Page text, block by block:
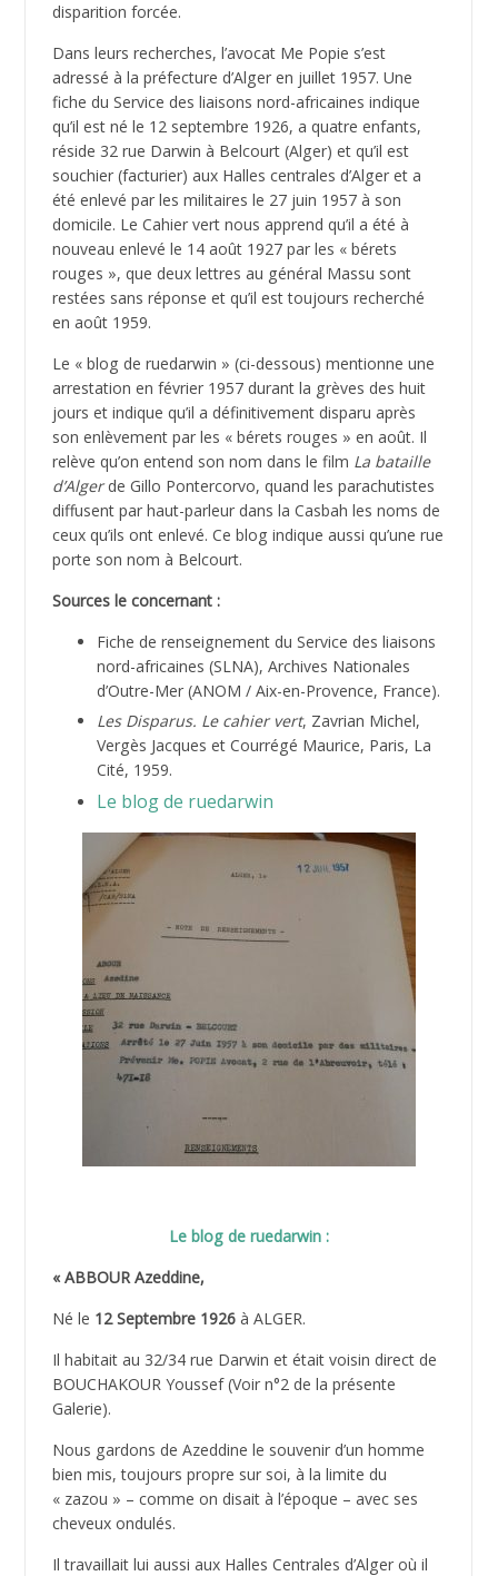
disparition forcée.
Dans leurs recherches, l’avocat Me Popie s’est
adressé à la préfecture d’Alger en juillet 1957. Une
fiche du Service des liaisons nord-africaines indique
qu’il est né le 12 septembre 1926, a quatre enfants,
réside 32 rue Darwin à Belcourt (Alger) et qu’il est
souchier (facturier) aux Halles centrales d’Alger et a
été enlevé par les militaires le 27 juin 1957 à son
domicile. Le Cahier vert nous apprend qu’il a été à
nouveau enlevé le 14 août 1927 par les « bérets
rouges », que deux lettres au général Massu sont
restées sans réponse et qu’il est toujours recherché
en août 1959.
Le « blog de ruedarwin » (ci-dessous) mentionne une
arrestation en février 1957 durant la grèves des huit
jours et indique qu’il a définitivement disparu après
son enlèvement par les « bérets rouges » en août. Il
relève qu’on entend son nom dans le film La bataille
d’Algerde Gillo Pontercorvo, quand les parachutistes
diffusent par haut-parleur dans la Casbah les noms de
ceux qu’ils ont enlevé. Ce blog indique aussi qu’une rue
porte son nom à Belcourt.
Sources le concernant :
Fiche de renseignement du Service des liaisons
nord-africaines (SLNA), Archives Nationales
d’Outre-Mer (ANOM / Aix-en-Provence, France).
Les Disparus. Le cahier vert, Zavrian Michel,
Vergès Jacques et Courrégé Maurice, Paris, La
Cité, 1959.
Le blog de ruedarwin
Le blog de ruedarwin :
« ABBOUR Azeddine,
Né le 12 Septembre 1926à ALGER.
Il habitait au 32/34 rue Darwin et était voisin direct de
BOUCHAKOUR Youssef (Voir n°2 de la présente
Galerie).
Nous gardons de Azeddine le souvenir d’un homme
bien mis, toujours propre sur soi, à la limite du
« zazou » – comme on disait à l’époque – avec ses
cheveux ondulés.
Il travaillait lui aussi aux Halles Centrales d’Alger où il